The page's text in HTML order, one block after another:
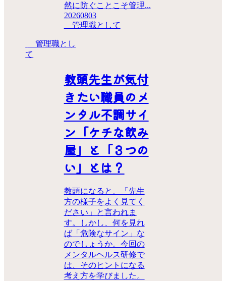
然に防ぐことこそ管理...
20260803
管理職として
管理職とし
て
教頭先生が気付
きたい職員のメ
ンタル不調サイ
ン「ケチな飲み
屋」と「３つの
い」とは？
教頭になると、「先生
方の様子をよく見てく
ださい」と言われま
す。しかし、何を見れ
ば「危険なサイン」な
のでしょうか。今回の
メンタルヘルス研修で
は、そのヒントになる
考え方を学びました。